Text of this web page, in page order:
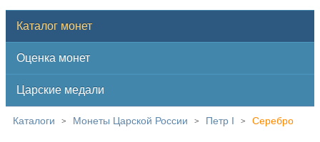
Каталог монет
Оценка монет
Царские медали
Каталоги > Монеты Царской России > Петр I > Серебро